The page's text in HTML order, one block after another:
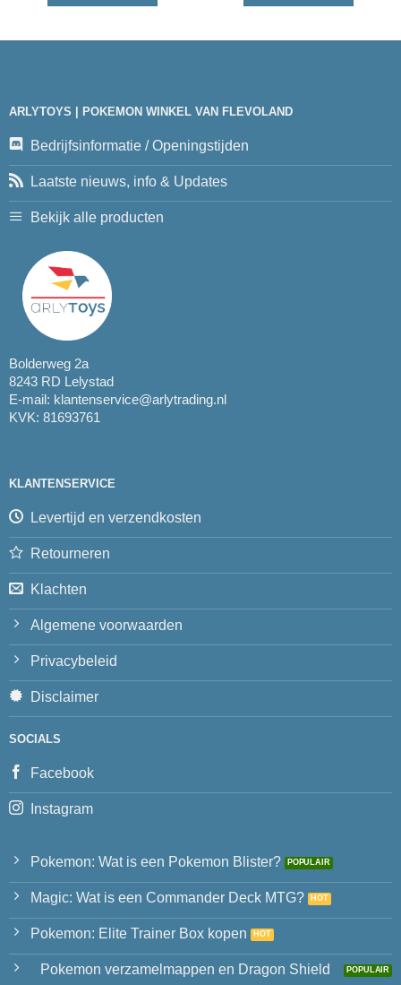
ARLYTOYS | POKEMON WINKEL VAN FLEVOLAND
Bedrijfsinformatie / Openingstijden
Laatste nieuws, info & Updates
Bekijk alle producten
Bolderweg 2a
8243 RD Lelystad
E-mail: klantenservice@arlytrading.nl
KVK: 81693761
KLANTENSERVICE
Levertijd en verzendkosten
Retourneren
Klachten
Algemene voorwaarden
Privacybeleid
Disclaimer
SOCIALS
Facebook
Instagram
Pokemon: Wat is een Pokemon Blister?
Magic: Wat is een Commander Deck MTG?
Pokemon: Elite Trainer Box kopen
Pokemon verzamelmappen en Dragon Shield